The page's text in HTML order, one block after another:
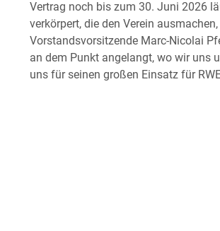
Vertrag noch bis zum 30. Juni 2026
verkörpert, die den Verein
Vorstandsvorsitzende Marc-Nicolai
an dem Punkt angelangt, wo wir uns
uns für seinen großen Einsatz für